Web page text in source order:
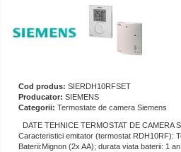
Cod produs: SIERDH10RFSET
Producator: SIEMENS
Categorii: Termostate de camera Siemens
DATE TEHNICE TERMOSTAT DE CAMERA
Caracteristici emitator (termostat RDH10RF):
Baterii:Mignon (2x AA); durata viata baterii: 1